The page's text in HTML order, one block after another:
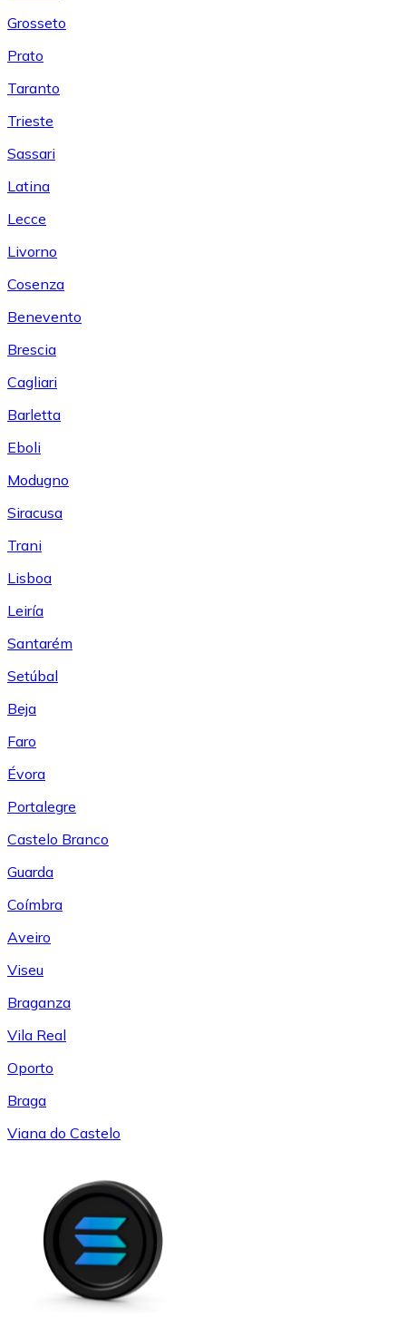
Grosseto
Prato
Taranto
Trieste
Sassari
Latina
Lecce
Livorno
Cosenza
Benevento
Brescia
Cagliari
Barletta
Eboli
Modugno
Siracusa
Trani
Lisboa
Leiría
Santarém
Setúbal
Beja
Faro
Évora
Portalegre
Castelo Branco
Guarda
Coímbra
Aveiro
Viseu
Braganza
Vila Real
Oporto
Braga
Viana do Castelo